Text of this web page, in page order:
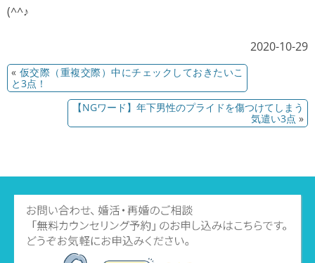
(^^♪
2020-10-29
« 仮交際（重複交際）中にチェックしておきたいこ
と3点！
【NGワード】年下男性のプライドを傷つけてしまう
気遣い3点 »